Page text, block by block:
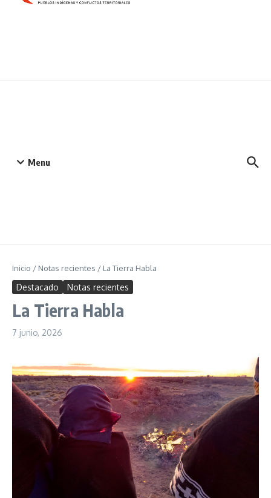
Menu
Inicio / Notas recientes / La Tierra Habla
Destacado Notas recientes
La Tierra Habla
7 junio, 2026